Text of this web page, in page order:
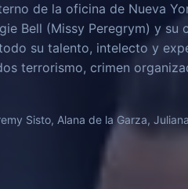
de la oficina de Nueva
Bell (Missy Peregrym) y su
su talento, intelecto y
terrorismo, crimen
Sisto, Alana de la Garza,